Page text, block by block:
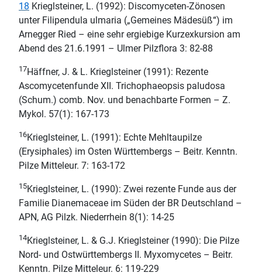
18 Krieglsteiner, L. (1992): Discomyceten-Zönosen
unter Filipendula ulmaria („Gemeines Mädesüß“) im
Arnegger Ried – eine sehr ergiebige Kurzexkursion am
Abend des 21.6.1991 – Ulmer Pilzflora 3: 82-88
17Häffner, J. & L. Krieglsteiner (1991): Rezente
Ascomycetenfunde XII. Trichophaeopsis paludosa
(Schum.) comb. Nov. und benachbarte Formen – Z.
Mykol. 57(1): 167-173
16Krieglsteiner, L. (1991): Echte Mehltaupilze
(Erysiphales) im Osten Württembergs – Beitr. Kenntn.
Pilze Mitteleur. 7: 163-172
15Krieglsteiner, L. (1990): Zwei rezente Funde aus der
Familie Dianemaceae im Süden der BR Deutschland –
APN, AG Pilzk. Niederrhein 8(1): 14-25
14Krieglsteiner, L. & G.J. Krieglsteiner (1990): Die Pilze
Nord- und Ostwürttembergs II. Myxomycetes – Beitr.
Kenntn. Pilze Mitteleur. 6: 119-229